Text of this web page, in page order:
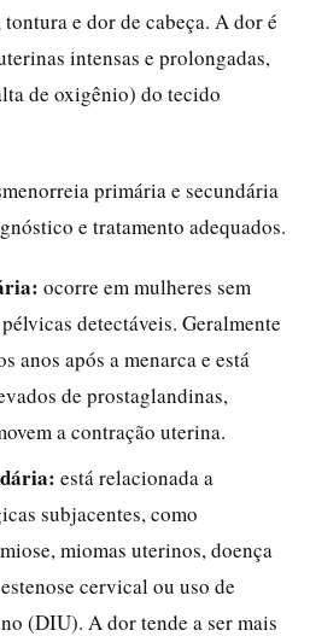
e dor de cabeça. A dor é
intensas e prolongadas,
de oxigênio) do tecido
primária e secundária
e tratamento adequados.
ocorre em mulheres sem
detectáveis. Geralmente
anos após a menarca e está
de prostaglandinas,
a contração uterina.
está relacionada a
subjacentes, como
miomas uterinos, doença
cervical ou uso de
(DIU). A dor tende a ser mais